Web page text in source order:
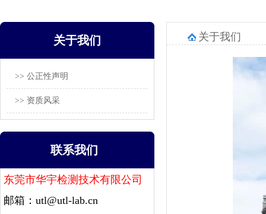
关于我们
>> 公正性声明
>> 资质风采
联系我们
东莞市华宇检测技术有限公司
邮箱： utl@utl-lab.cn
关于我们